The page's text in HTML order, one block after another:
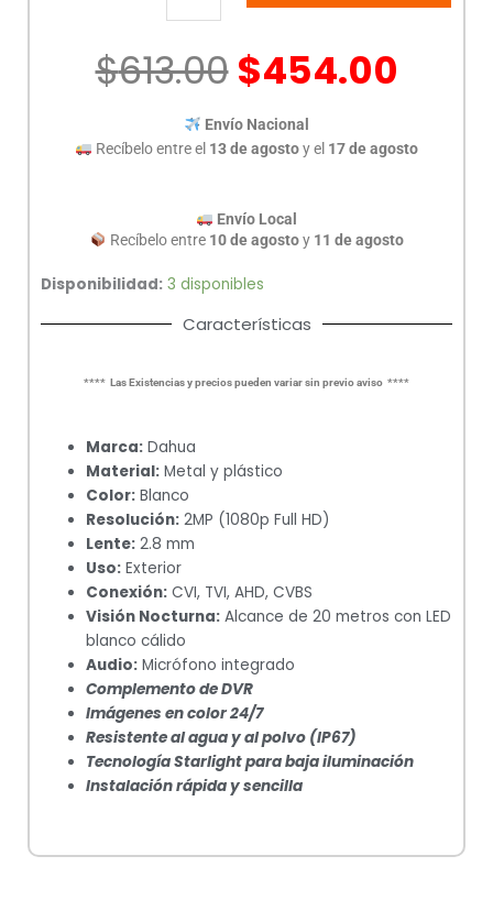
HDW1209TLQNA-
028
$613.00$454.00
Envío Nacional
Recíbelo entre el 13 de agostoy el 17 de agosto
Envío Local
Recíbelo entre 10 de agostoy 11 de agosto
Disponibilidad: 3 disponibles
Características
**** Las Existencias y precios pueden variar sin previo aviso ****
Marca: Dahua
Material: Metal y plástico
Color: Blanco
Resolución: 2MP (1080p Full HD)
Lente: 2.8 mm
Uso: Exterior
Conexión: CVI, TVI, AHD, CVBS
Visión Nocturna: Alcance de 20 metros con LED
blanco cálido
Audio: Micrófono integrado
Complemento de DVR
Imágenes en color 24/7
Resistente al agua y al polvo (IP67)
Tecnología Starlight para baja iluminación
Instalación rápida y sencilla